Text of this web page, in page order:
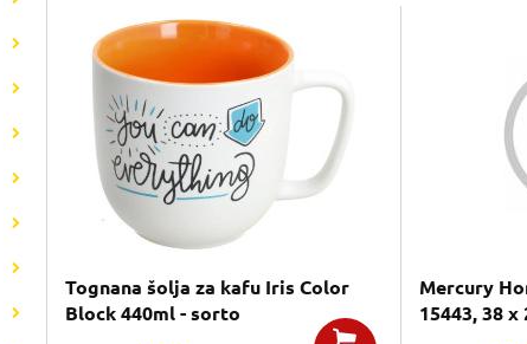
Tognana šolja za kafu Iris Color
Block 440ml - sorto
Mercury
15443, 38 x